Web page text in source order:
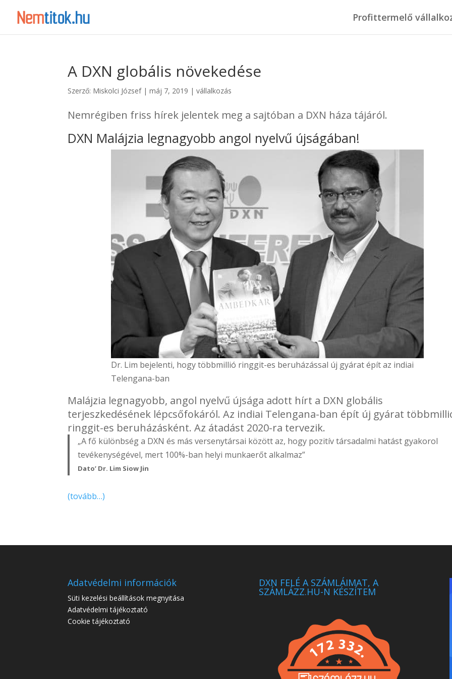
Profittermelő
A DXN globális növekedése
Szerző: Miskolci József|máj 7, 2019 |vállalkozás
Nemrégiben friss hírek jelentek meg a sajtóban a DXN háza tájáról.
DXN Malájzia legnagyobb angol nyelvű újságában!
Dr. Lim bejelenti, hogy többmillió ringgit-es beruházással új gyárat épít az indiai
Telengana-ban
Malájzia legnagyobb, angol nyelvű újsága adott hírt a DXN globális
terjeszkedésének lépcsőfokáról. Az indiai Telengana-ban épít új gyárat
ringgit-es beruházásként. Az átadást 2020-ra tervezik.
„A fő különbség a DXN és más versenytársai között az, hogy pozitív társadalmi hatást gyakorol
tevékenységével, mert 100%-ban helyi munkaerőt alkalmaz”
Dato’ Dr. Lim Siow Jin
(tovább…)
Adatvédelmi információk
Süti kezelési beállítások megnyitása
Adatvédelmi tájékoztató
Cookie tájékoztató
DXN FELÉ A SZÁMLÁIMAT, A
SZÁMLÁZZ.HU-N KÉSZÍTEM